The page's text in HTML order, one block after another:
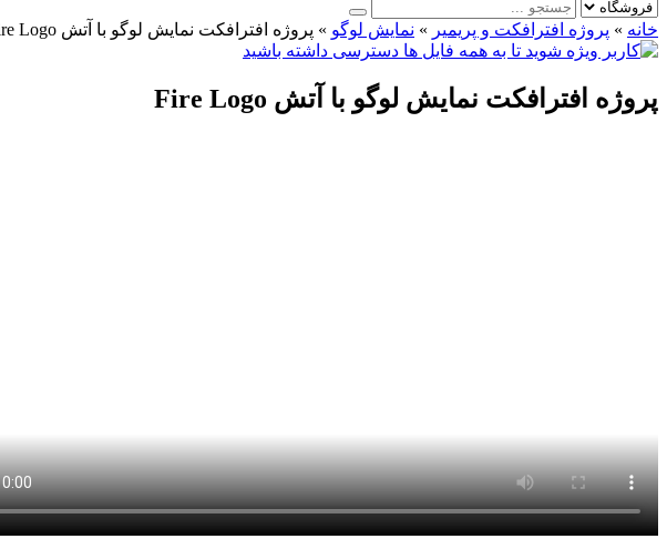
خانه » پروژه افترافکت و پریمیر » نمایش لوگو » پروژه افترافکت نمایش لوگو با آتش Fire Logo
پروژه افترافکت نمایش لوگو با آتش Fire Logo